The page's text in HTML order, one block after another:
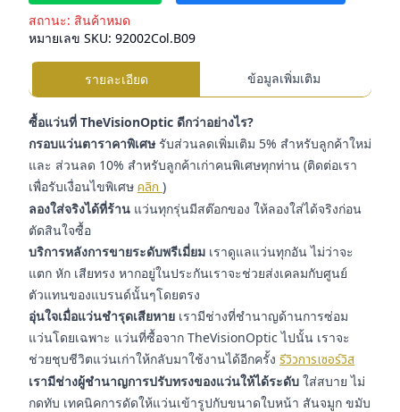
สถานะ: สินค้าหมด
หมายเลข SKU: 92002Col.B09
รายละเอียด ข้อมูลเพิ่มเติม
ซื้อแว่นที่ TheVisionOptic ดีกว่าอย่างไร?
กรอบแว่นตาราคาพิเศษ รับส่วนลดเพิ่มเติม 5% สำหรับลูกค้าใหม่
และ ส่วนลด 10% สำหรับลูกค้าเก่าคนพิเศษทุกท่าน (ติดต่อเรา
เพื่อรับเงื่อนไขพิเศษ คลิก )
ลองใส่จริงได้ที่ร้าน แว่นทุกรุ่นมีสต๊อกของ ให้ลองใส่ได้จริงก่อน
ตัดสินใจซื้อ
บริการหลังการขายระดับพรีเมี่ยม เราดูแลแว่นทุกอัน ไม่ว่าจะ
แตก หัก เสียทรง หากอยู่ในประกันเราจะช่วยส่งเคลมกับศูนย์
ตัวแทนของแบรนด์นั้นๆโดยตรง
อุ่นใจเมื่อแว่นชำรุดเสียหาย เรามีช่างที่ชำนาญด้านการซ่อม
แว่นโดยเฉพาะ แว่นที่ซื้อจาก TheVisionOptic ไปนั้น เราจะ
ช่วยชุบชีวิตแว่นเก่าให้กลับมาใช้งานได้อีกครั้ง รีวิวการเซอร์วิส
เรามีช่างผู้ชำนาญการปรับทรงของแว่นให้ได้ระดับ ใส่สบาย ไม่
กดทับ เทคนิคการดัดให้แว่นเข้ารูปกับขนาดใบหน้า สันจมูก ขมับ